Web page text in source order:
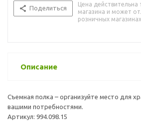
Поделиться
Цена действительна
магазина и может
розничных магазинах
Описание
Съемная полка – организуйте место для
вашими потребностями.
Артикул: 994.098.15